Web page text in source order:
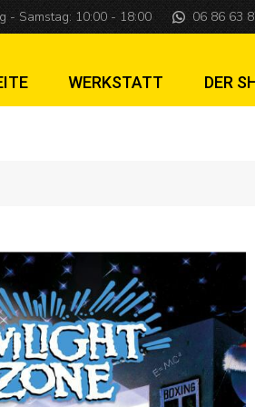
- Samstag: 10:00 - 18:00 06 86 63
WERKSTATT DER